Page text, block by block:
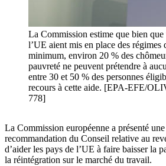
La Commission estime que bien que
l’UE aient mis en place des régimes
minimum, environ 20 % des
pauvreté ne peuvent prétendre à
entre 30 et 50 % des personnes
recours à cette aide. [EPA-EFE/
778]
La Commission européenne a présenté
recommandation du Conseil relative au
d’aider les pays de l’UE à faire baisser la
la réintégration sur le marché du travail.